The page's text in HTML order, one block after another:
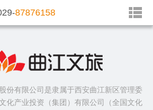
87876158
份有限公司是隶属于西安曲江新区管理委
化产业投资（集团）有限公司（全国文化